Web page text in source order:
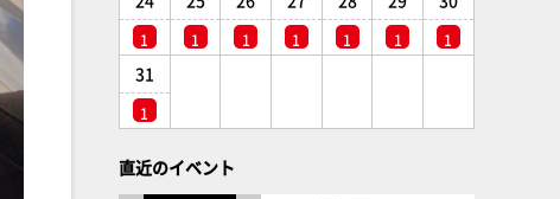
1 1 1 1 1 1 1
31
1
直近のイベント